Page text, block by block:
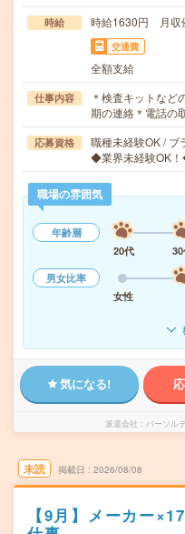
時給 時給1630円 月収
交通費
全額支給
仕事内容
＊検査キットなど
期の連絡＊電話の
応募資格
職種未経験OK / ブ
◆業界未経験OK
職場の雰囲気
年齢層
20代
男女比率
女性
気になる!
派遣会社 パーソル
未読 掲載日 2026/08/08
【9月】メーカー